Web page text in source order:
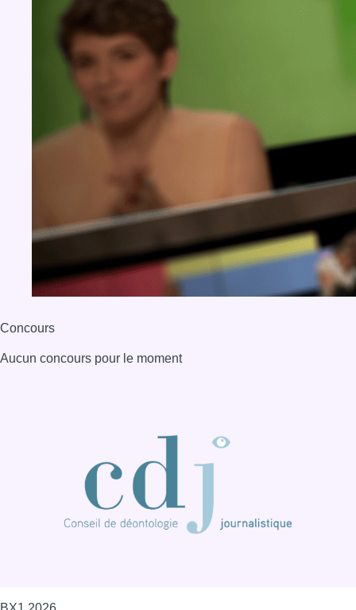
Concours
Aucun concours pour le moment